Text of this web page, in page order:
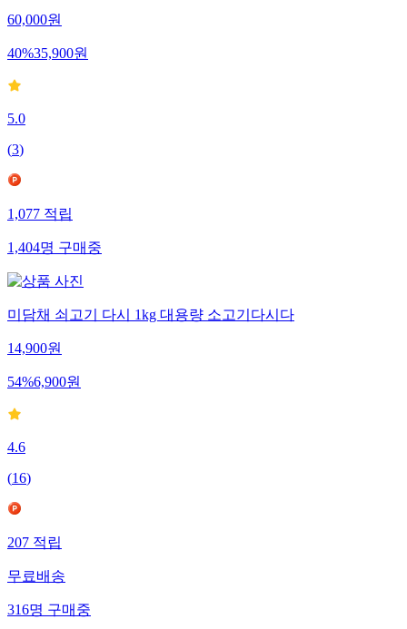
60,000원
40%35,900원
5.0
(3)
1,077적립
1,404명구매중
미담채 쇠고기 다시 1kg 대용량 소고기다시다
14,900원
54%6,900원
4.6
(16)
207적립
무료배송
316명구매중